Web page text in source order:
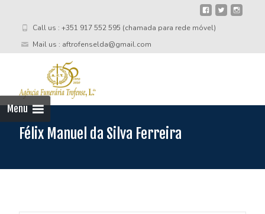
Call us : +351 917 552 595 (chamada para rede móvel)
Mail us : aftrofenselda@gmail.com
Menu
Félix Manuel da Silva Ferreira